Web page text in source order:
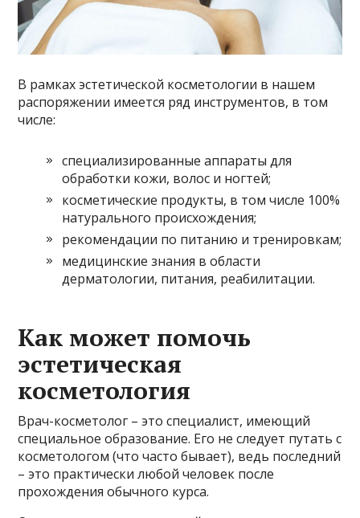
В рамках эстетической косметологии в нашем
распоряжении имеется ряд инструментов, в том
числе:
специализированные аппараты для
обработки кожи, волос и ногтей;
косметические продукты, в том числе 100%
натурального происхождения;
рекомендации по питанию и тренировкам;
медицинские знания в области
дерматологии, питания, реабилитации.
Как может помочь
эстетическая
косметология
Врач-косметолог – это специалист, имеющий
специальное образование. Его не следует путать с
косметологом (что часто бывает), ведь последний
– это практически любой человек после
прохождения обычного курса.